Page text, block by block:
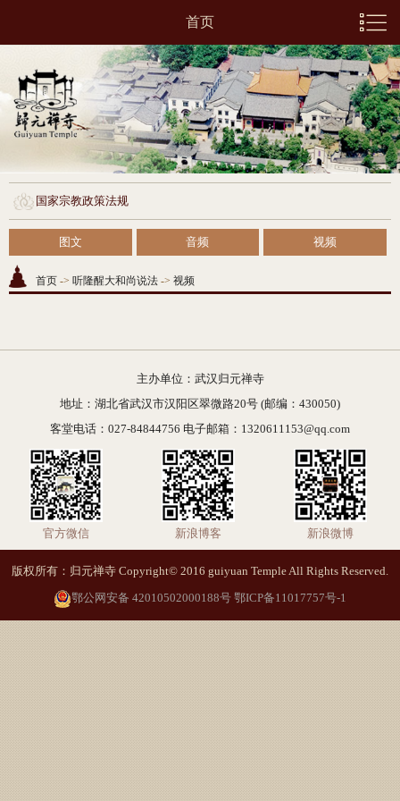
首页
国家宗教政策法规
图文 音频 视频
首页 -> 听隆醒大和尚说法 -> 视频
主办单位：武汉归元禅寺
地址：湖北省武汉市汉阳区翠微路20号 (邮编：430050)
客堂电话：027-84844756 电子邮箱：1320611153@qq.com
官方微信 新浪博客 新浪微博
版权所有：归元禅寺 Copyright© 2016 guiyuan Temple All Rights Reserved.
鄂公网安备 42010502000188号 鄂ICP备11017757号-1